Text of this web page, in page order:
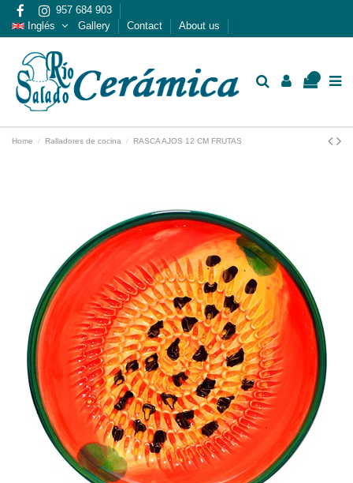
957 684 903
Inglés
Gallery Contact About us
Home Ralladores de cocina RASCA AJOS 12 CM FRUTAS